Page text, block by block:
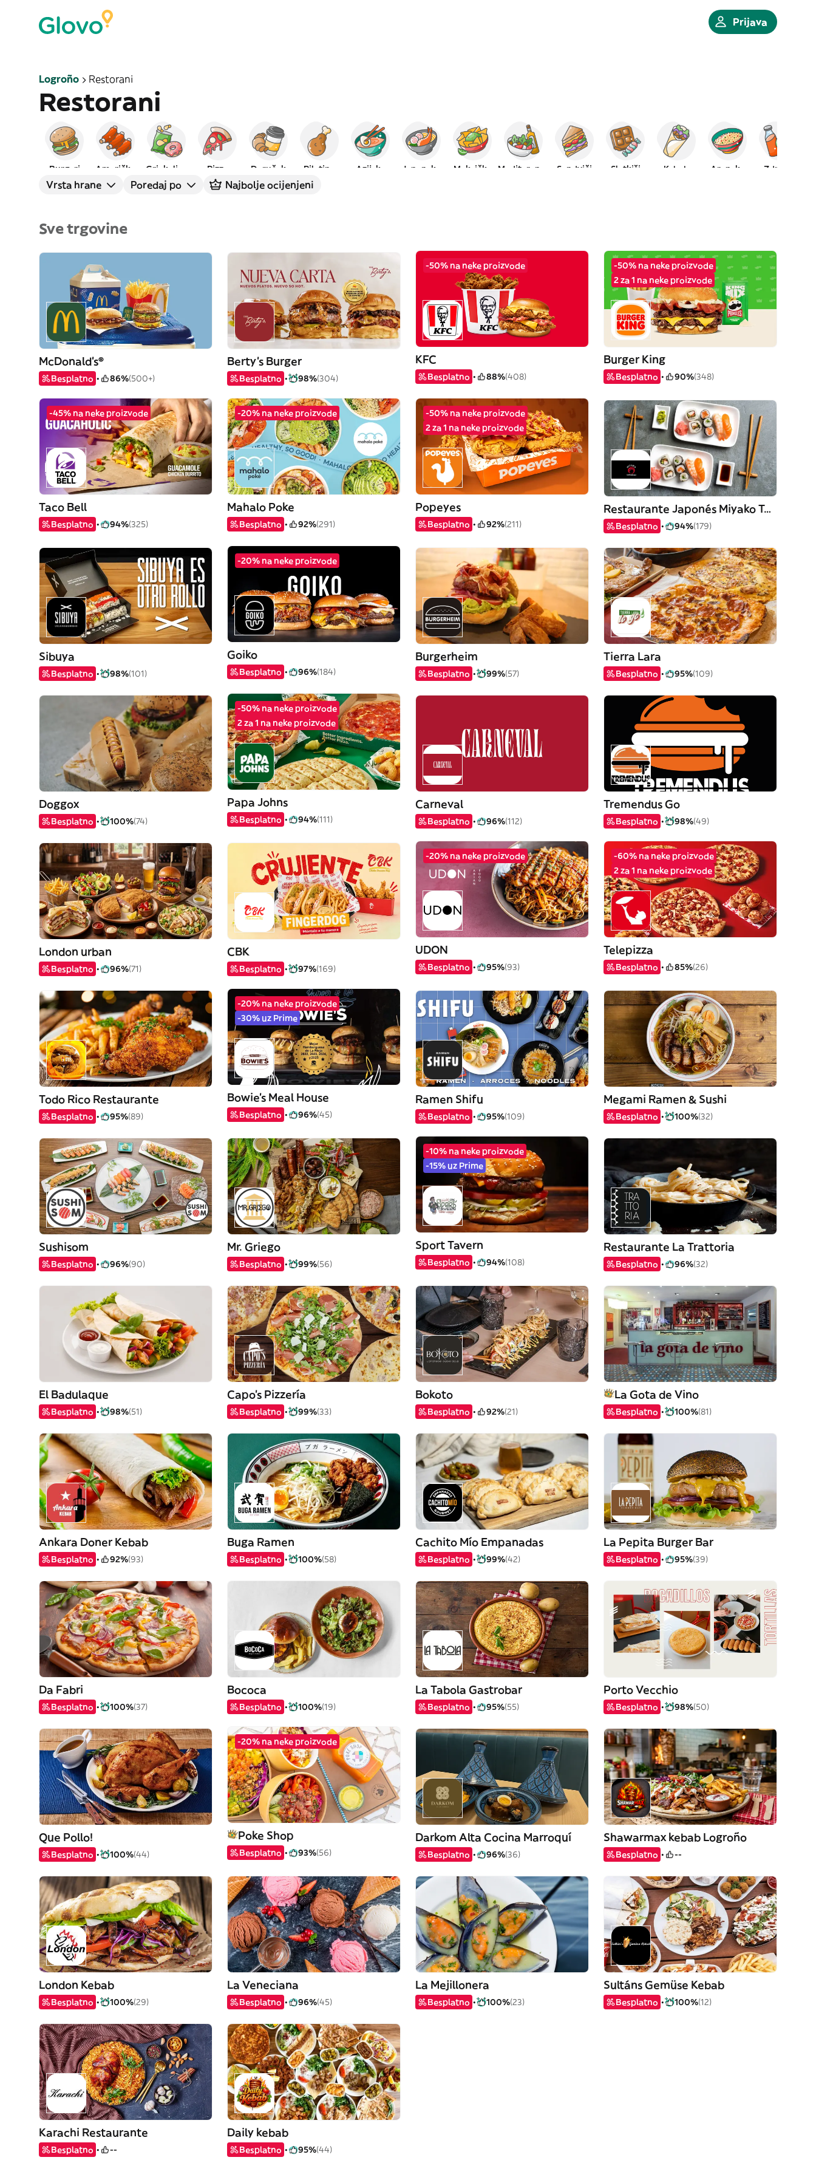
Prijava
Logroño Restorani
Restorani
Burgeri Američka Grickalice Pizza Doručak Piletina Azijska Japanska Meksička Sendviči Slatkiši Kebab Arapska Zdravo
Vrsta hrane Poredaj po Najbolje ocijenjeni
Sve trgovine
McDonald's®
Besplatno 86%(500+)
Berty's Burger
Besplatno 98%(304)
-50% na neke proizvode
KFC
Besplatno 88%(408)
-50% na neke proizvode
2 za 1 na neke proizvode
Burger King
Besplatno 90%(348)
-45% na neke proizvode
Taco Bell
Besplatno 94%(325)
-20% na neke proizvode
Mahalo Poke
Besplatno 92%(291)
-50% na neke proizvode
2 za 1 na neke proizvode
Popeyes
Besplatno 92%(211)
Restaurante Japonés Miyako Teppanyaki
Besplatno 94%(179)
Sibuya
Besplatno 98%(101)
-20% na neke proizvode
Goiko
Besplatno 96%(184)
Burgerheim
Besplatno 99%(57)
Tierra Lara
Besplatno 95%(109)
Doggox
Besplatno 100%(74)
-50% na neke proizvode
2 za 1 na neke proizvode
Papa Johns
Besplatno 94%(111)
Carneval
Besplatno 96%(112)
Tremendus Go
Besplatno 98%(49)
London urban
Besplatno 96%(71)
CBK
Besplatno 97%(169)
-20% na neke proizvode
UDON
Besplatno 95%(93)
-60% na neke proizvode
2 za 1 na neke proizvode
Telepizza
Besplatno 85%(26)
Todo Rico Restaurante
Besplatno 95%(89)
-20% na neke proizvode
-30% uz Prime
Bowie's Meal House
Besplatno 96%(45)
Ramen Shifu
Besplatno 95%(109)
Megami Ramen & Sushi
Besplatno 100%(32)
Sushisom
Besplatno 96%(90)
Mr. Griego
Besplatno 99%(56)
-10% na neke proizvode
-15% uz Prime
Sport Tavern
Besplatno 94%(108)
Restaurante La Trattoria
Besplatno 96%(32)
El Badulaque
Besplatno 98%(51)
Capo's Pizzería
Besplatno 99%(33)
Bokoto
Besplatno 92%(21)
La Gota de Vino
Besplatno 100%(81)
Ankara Doner Kebab
Besplatno 92%(93)
Buga Ramen
Besplatno 100%(58)
Cachito Mío Empanadas
Besplatno 99%(42)
La Pepita Burger Bar
Besplatno 95%(39)
Da Fabri
Besplatno 100%(37)
Bococa
Besplatno 100%(19)
La Tabola Gastrobar
Besplatno 95%(55)
Porto Vecchio
Besplatno 98%(50)
Que Pollo!
Besplatno 100%(44)
-20% na neke proizvode
Poke Shop
Besplatno 93%(56)
Darkom Alta Cocina Marroquí
Besplatno 96%(36)
Shawarmax kebab Logroño
Besplatno --
London Kebab
Besplatno 100%(29)
La Veneciana
Besplatno 96%(45)
La Mejillonera
Besplatno 100%(23)
Sultáns Gemüse Kebab
Besplatno 100%(12)
Karachi Restaurante
Besplatno --
Daily kebab
Besplatno 95%(44)